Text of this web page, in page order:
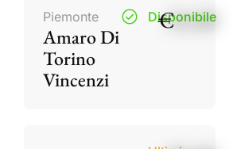
Piemonte
Amaro Di
Torino
Vincenzi
Disponibile
€15,50